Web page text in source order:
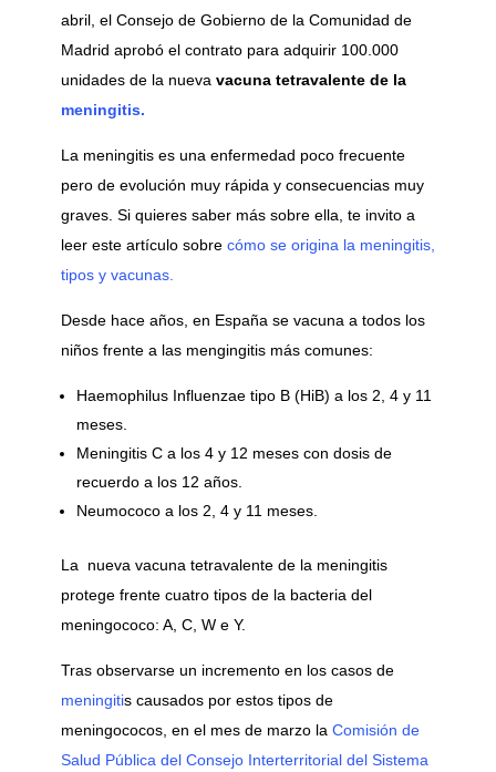
abril, el Consejo de Gobierno de la Comunidad de
Madrid aprobó el contrato para adquirir 100.000
unidades de la nueva vacuna tetravalente de la
meningitis.
La meningitis es una enfermedad poco frecuente
pero de evolución muy rápida y consecuencias muy
graves. Si quieres saber más sobre ella, te invito a
leer este artículo sobre cómo se origina la meningitis,
tipos y vacunas.
Desde hace años, en España se vacuna a todos los
niños frente a las mengingitis más comunes:
Haemophilus Influenzae tipo B (HiB) a los 2, 4 y 11
meses.
Meningitis C a los 4 y 12 meses con dosis de
recuerdo a los 12 años.
Neumococo a los 2, 4 y 11 meses.
La nueva vacuna tetravalente de la meningitis
protege frente cuatro tipos de la bacteria del
meningococo: A, C, W e Y.
Tras observarse un incremento en los casos de
meningitis causados por estos tipos de
meningococos, en el mes de marzo la Comisión de
Salud Pública del Consejo Interterritorial del Sistema